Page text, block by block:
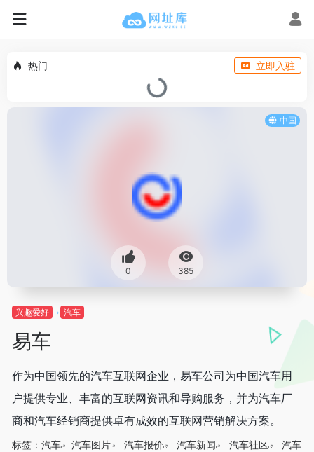
热门 立即入驻
中国
0 385
兴趣爱好 汽车
易车
作为中国领先的汽车互联网企业，易车公司为中国汽车用
户提供专业、丰富的互联网资讯和导购服务，并为汽车厂
商和汽车经销商提供卓有成效的互联网营销解决方案。
标签： 汽车 汽车图片 汽车报价 汽车新闻 汽车社区
汽车